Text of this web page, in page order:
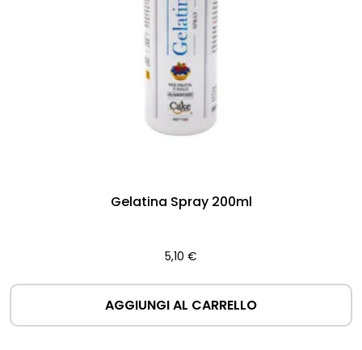
Gelatina Spray 200ml
5,10 €
AGGIUNGI AL CARRELLO